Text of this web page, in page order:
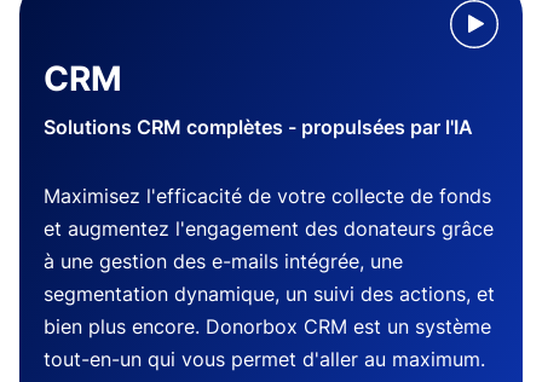
CRM
Solutions CRM complètes - propulsées par l'IA
Maximisez l'efficacité de votre collecte de fonds
et augmentez l'engagement des donateurs grâce
à une gestion des e-mails intégrée, une
segmentation dynamique, un suivi des actions, et
bien plus encore. Donorbox CRM est un système
tout-en-un qui vous permet d'aller au maximum.